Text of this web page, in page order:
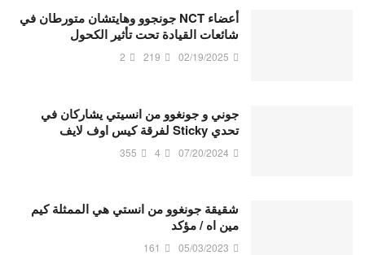
أعضاء NCT جونجوو وهايتشان متورطان في
شائعات القيادة تحت تأثير الكحول
02/19/2025
219
2
جوني و جونغوو من انسيتي يشاركان في
تحدي Sticky لفرقة كيس اوف لايف
07/20/2024
4
355
شقيقة جونغوو من انستي هي الممثلة كيم
مين اه / مؤكد
05/03/2023
161